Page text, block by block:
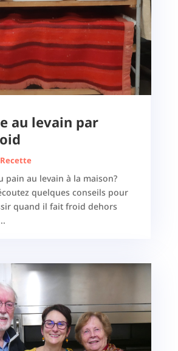
au levain par
Recette
pain au levain à la maison?
quelques conseils pour
quand il fait froid dehors